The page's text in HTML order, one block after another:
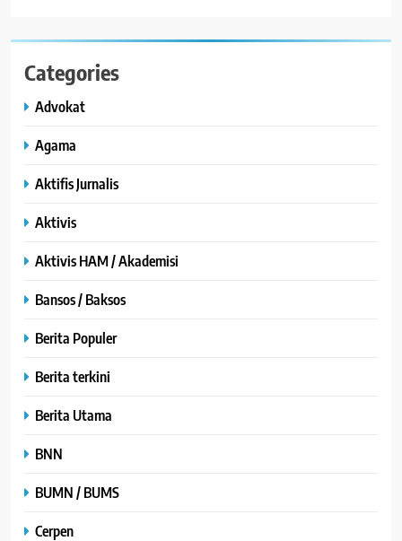
Categories
Advokat
Agama
Aktifis Jurnalis
Aktivis
Aktivis HAM / Akademisi
Bansos / Baksos
Berita Populer
Berita terkini
Berita Utama
BNN
BUMN / BUMS
Cerpen